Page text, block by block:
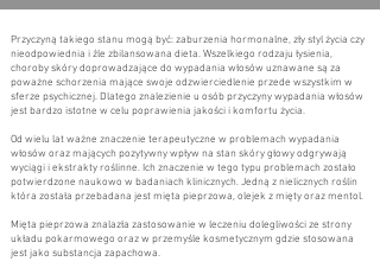
Przyczyną takiego stanu mogą być: zaburzenia hormonalne, zły styl życia czy
nieodpowiednia i źle zbilansowana dieta. Wszelkiego rodzaju łysienia,
choroby skóry doprowadzające do wypadania włosów uznawane są za
poważne schorzenia mające swoje odzwierciedlenie przede wszystkim w
sferze psychicznej. Dlatego znalezienie u osób przyczyny wypadania włosów
jest bardzo istotne w celu poprawienia jakości i komfortu życia.
Od wielu lat ważne znaczenie terapeutyczne w problemach wypadania
włosów oraz mających pozytywny wpływ na stan skóry głowy odgrywają
wyciągi i ekstrakty roślinne. Ich znaczenie w tego typu problemach zostało
potwierdzone naukowo w badaniach klinicznych. Jedną z nielicznych roślin
która została przebadana jest mięta pieprzowa, olejek z mięty oraz mentol.
Mięta pieprzowa znalazła zastosowanie w leczeniu dolegliwości ze strony
układu pokarmowego oraz w przemyśle kosmetycznym gdzie stosowana
jest jako substancja zapachowa.